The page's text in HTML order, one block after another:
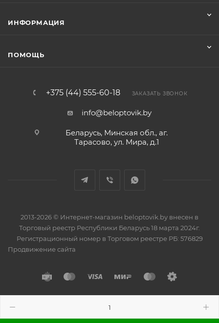
ИНФОРМАЦИЯ
ПОМОЩЬ
+375 (44) 555-60-18 ЗАКАЗАТЬ ЗВОНОК
info@beloptovik.by
Беларусь, Минская обл., аг.
Тарасово, ул. Мира, д.1
2013-2026 © Интернет-магазин beloptovik.by внесен в
Торговый реестр Республики Беларусь 18 марта 2024г.
Регистрационный номер в Торговом реестре РБ: 576829
Продвижение сайта
Разработано в